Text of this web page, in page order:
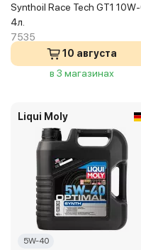
Synthoil Race Tech GT1
4л.
7535
10 августа
в 3 магазинах
Liqui Moly
5W-40